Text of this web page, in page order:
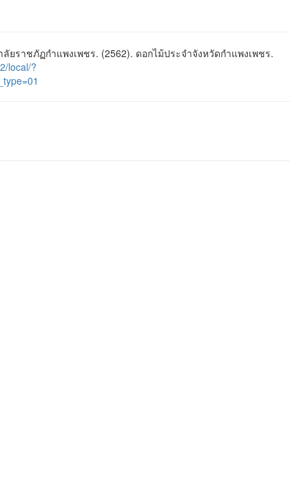
ราชภัฏกำแพงเพชร. (2562). ดอกไม้ประจำจังหวัดกำแพงเพชร.
local/?